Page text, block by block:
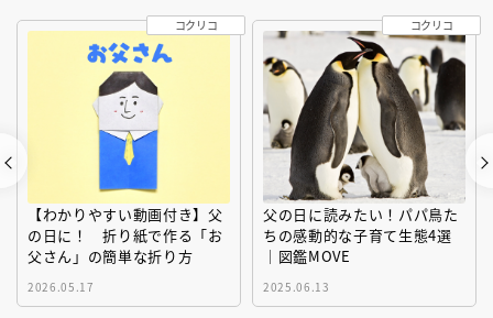
【わかりやすい動画付き】父
の日に！ 折り紙で作る「お
父さん」の簡単な折り方
2026.05.17
コクリコ
父の日に読みたい！パパ鳥た
ちの感動的な子育て生態4選
｜図鑑MOVE
2025.06.13
コクリコ